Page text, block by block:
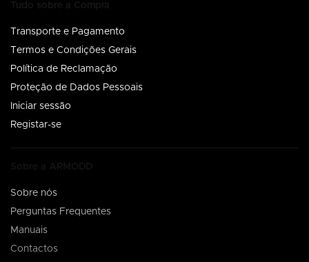
Tudo sobre a Compra
Transporte e Pagamento
Termos e Condições Gerais
Política de Reclamação
Proteção de Dados Pessoais
Iniciar sessão
Registar-se
Sobre nós
Perguntas Frequentes
Manuais
Contactos